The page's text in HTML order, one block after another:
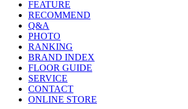
FEATURE
RECOMMEND
Q&A
PHOTO
RANKING
BRAND INDEX
FLOOR GUIDE
SERVICE
CONTACT
ONLINE STORE